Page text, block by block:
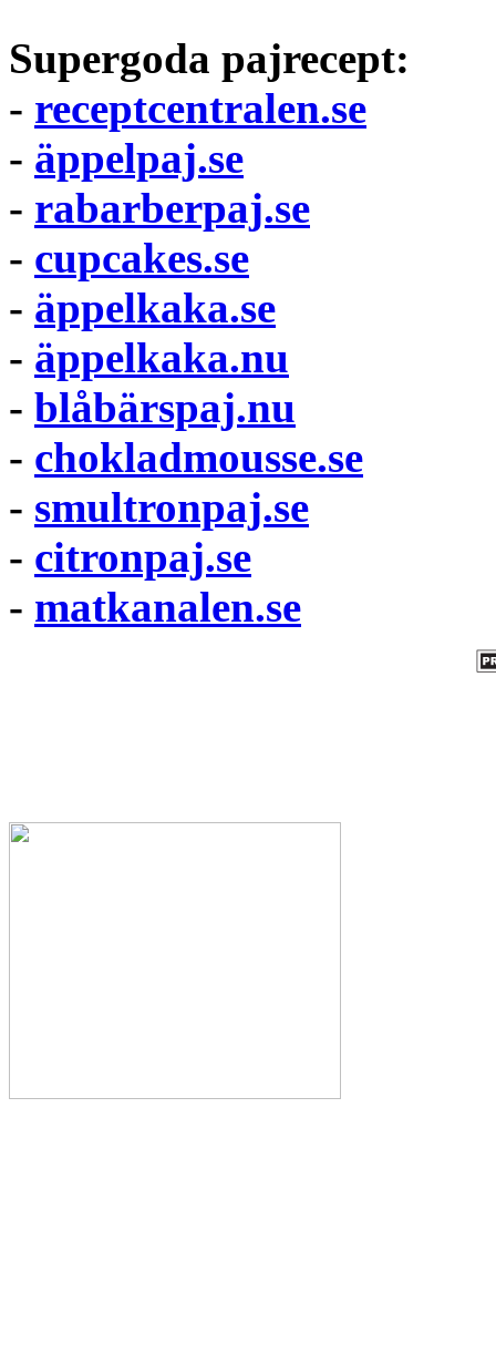
Supergoda pajrecept:
- receptcentralen.se
- äppelpaj.se
- rabarberpaj.se
- cupcakes.se
- äppelkaka.se
- äppelkaka.nu
- blåbärspaj.nu
- chokladmousse.se
- smultronpaj.se
- citronpaj.se
- matkanalen.se